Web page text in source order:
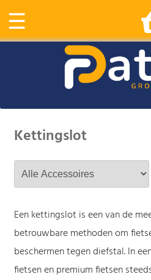
☰
Kettingslot
Een kettingslot is een van de
betrouwbare methoden om
beschermen tegen diefstal. In
fietsen en premium fietsen